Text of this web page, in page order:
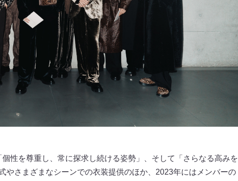
性を尊重し、常に探求し続ける姿勢」、そして「さらなる高みを
やさまざまなシーンでの衣装提供のほか、2023年にはメンバーの